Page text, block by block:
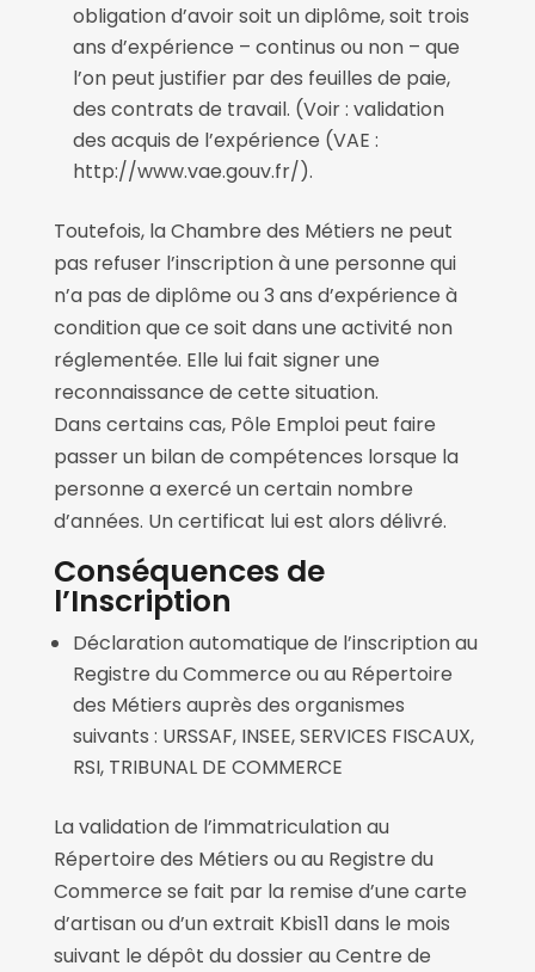
obligation d’avoir soit un diplôme, soit trois
ans d’expérience – continus ou non – que
l’on peut justifier par des feuilles de paie,
des contrats de travail. (Voir : validation
des acquis de l’expérience (VAE :
http://www.vae.gouv.fr/).
Toutefois, la Chambre des Métiers ne peut
pas refuser l’inscription à une personne qui
n’a pas de diplôme ou 3 ans d’expérience à
condition que ce soit dans une activité non
réglementée. Elle lui fait signer une
reconnaissance de cette situation.
Dans certains cas, Pôle Emploi peut faire
passer un bilan de compétences lorsque la
personne a exercé un certain nombre
d’années. Un certificat lui est alors délivré.
Conséquences de
l’Inscription
Déclaration automatique de l’inscription au
Registre du Commerce ou au Répertoire
des Métiers auprès des organismes
suivants : URSSAF, INSEE, SERVICES FISCAUX,
RSI, TRIBUNAL DE COMMERCE
La validation de l’immatriculation au
Répertoire des Métiers ou au Registre du
Commerce se fait par la remise d’une carte
d’artisan ou d’un extrait Kbis11 dans le mois
suivant le dépôt du dossier au Centre de